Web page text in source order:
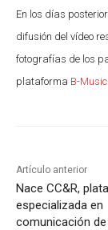
En los días
difusión del vídeo
fotografías de los
plataforma B-Music.
Artículo anterior
Nace CC&R,
especializada en
comunicación